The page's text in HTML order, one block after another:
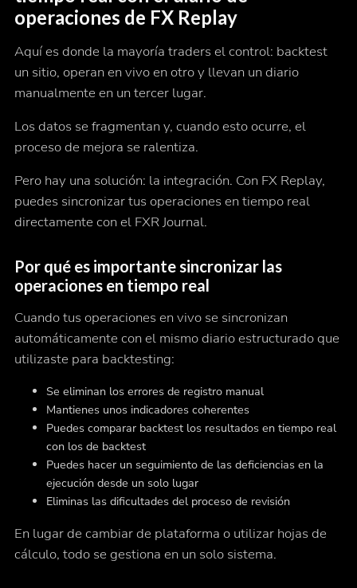
operaciones de FX Replay
Aquí es donde la mayoría traders el control: backtest
un sitio, operan en vivo en otro y llevan un diario
manualmente en un tercer lugar.
Los datos se fragmentan y, cuando esto ocurre, el
proceso de mejora se ralentiza.
Pero hay una solución: la integración. Con FX Replay,
puedes sincronizar tus operaciones en tiempo real
directamente con el FXR Journal.
Por qué es importante sincronizar las
operaciones en tiempo real
Cuando tus operaciones en vivo se sincronizan
automáticamente con el mismo diario estructurado que
utilizaste para backtesting:
Se eliminan los errores de registro manual
Mantienes unos indicadores coherentes
Puedes comparar backtest los resultados en tiempo real
con los de backtest
Puedes hacer un seguimiento de las deficiencias en la
ejecución desde un solo lugar
Eliminas las dificultades del proceso de revisión
En lugar de cambiar de plataforma o utilizar hojas de
cálculo, todo se gestiona en un solo sistema.